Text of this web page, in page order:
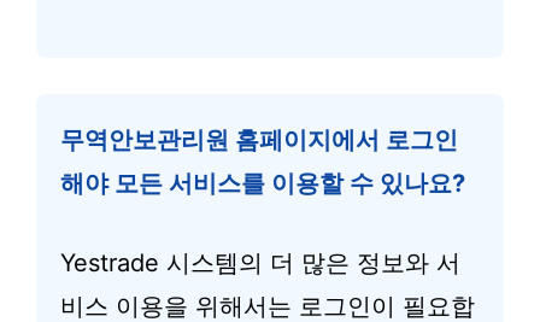
무역안보관리원 홈페이지에서 로그인
해야 모든 서비스를 이용할 수 있나요?
Yestrade 시스템의 더 많은 정보와 서
비스 이용을 위해서는 로그인이 필요합